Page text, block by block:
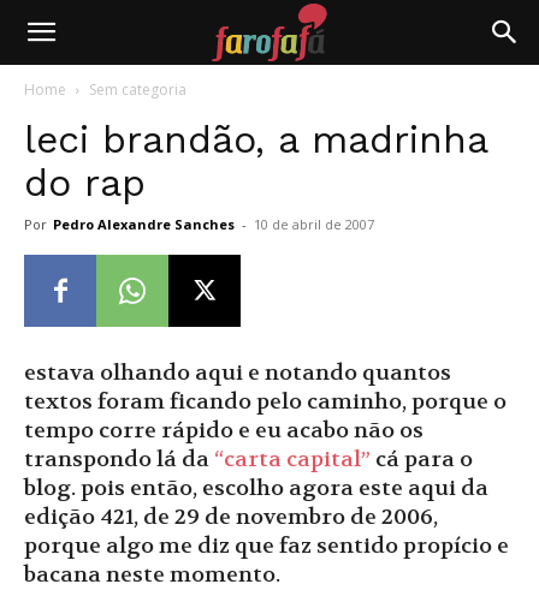
Farofafá
Home Sem categoria
leci brandão, a madrinha
do rap
Por Pedro Alexandre Sanches - 10 de abril de 2007
estava olhando aqui e notando quantos
textos foram ficando pelo caminho, porque o
tempo corre rápido e eu acabo não os
transpondo lá da “carta capital” cá para o
blog. pois então, escolho agora este aqui da
edição 421, de 29 de novembro de 2006,
porque algo me diz que faz sentido propício e
bacana neste momento.